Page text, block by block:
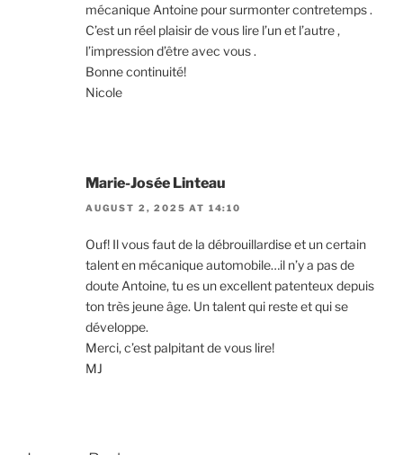
mécanique Antoine pour surmonter contretemps .
C’est un réel plaisir de vous lire l’un et l’autre ,
l’impression d’être avec vous .
Bonne continuité!
Nicole
Marie-Josée Linteau
AUGUST 2, 2025 AT 14:10
Ouf! Il vous faut de la débrouillardise et un certain
talent en mécanique automobile…il n’y a pas de
doute Antoine, tu es un excellent patenteux depuis
ton très jeune âge. Un talent qui reste et qui se
développe.
Merci, c’est palpitant de vous lire!
MJ